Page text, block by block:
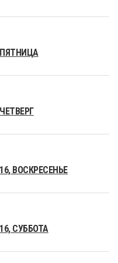
ПЯТНИЦА
ВОСКРЕСЕНЬЕ
СУББОТА